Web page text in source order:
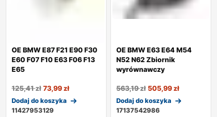
OE BMW E87 F21 E90 F30
E60 F07 F10 E63 F06 F13
E65
125,41zł 73,99zł
Dodaj do koszyka
11427953129
OE BMW E63 E64 M54
N52 N62 Zbiornik
wyrównawczy
563,19zł 505,99zł
Dodaj do koszyka
17137542986